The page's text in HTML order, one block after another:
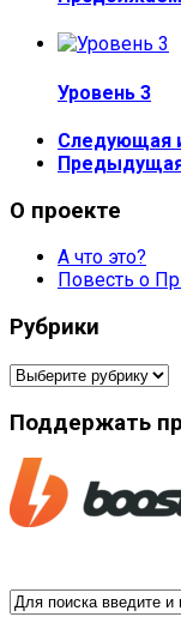
Уровень 3
Следующая
О проекте
А что это?
Повесть о
Рубрики
Рубрики
Поддержать